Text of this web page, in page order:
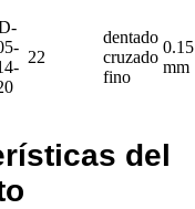
22
dentado
cruzado
fino
0.15
mm
del